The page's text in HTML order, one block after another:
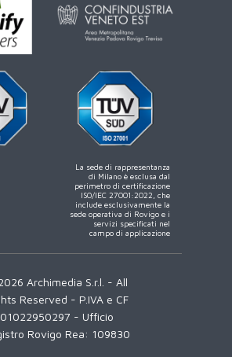
La sede di rappresentanza
di Milano è esclusa dal
perimetro di certificazione
ISO/IEC 27001:2022, che
include esclusivamente la
sede operativa di Rovigo e i
servizi specificati nel
campo di applicazione
Archimedia S.r.l. - All
Reserved - P.IVA e CF
01022950297 - Ufficio
Rovigo Rea: 109830